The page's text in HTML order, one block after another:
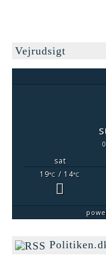
Vejrudsigt
sat
19°C / 14°C